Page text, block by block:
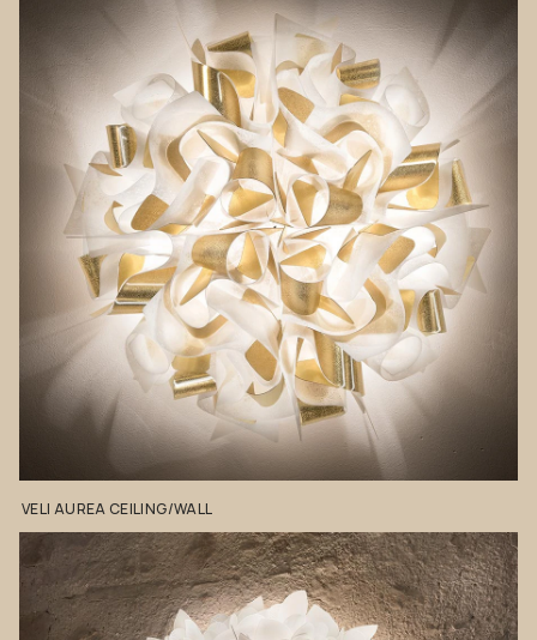
VELI AUREACEILING/WALL